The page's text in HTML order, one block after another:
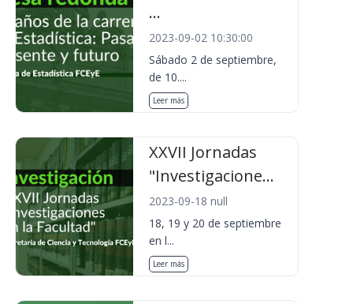
...
2023-09-02 10:30:00
Sábado 2 de septiembre,
de 10....
Leer más
XXVII Jornadas
"Investigacione...
2023-09-18 null
18, 19 y 20 de septiembre
en l...
Leer más